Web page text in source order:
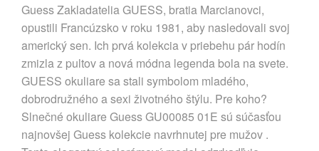
Guess Zakladatelia GUESS, bratia Marcianovci,
opustili Francúzsko v roku 1981, aby nasledovali svoj
americký sen. Ich prvá kolekcia v priebehu pár hodín
zmizla z pultov a nová módna legenda bola na svete.
GUESS okuliare sa stali symbolom mladého,
dobrodružného a sexi životného štýlu. Pre koho?
Slnečné okuliare Guess GU00085 01E sú súčasťou
najnovšej Guess kolekcie navrhnutej pre mužov .